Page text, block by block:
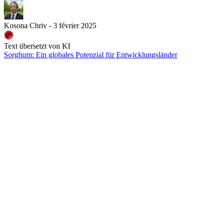
Kosona Chriv - 3 février 2025
Text übersetzt von KI
Sorghum: Ein globales Potenzial für Entwicklungsländer